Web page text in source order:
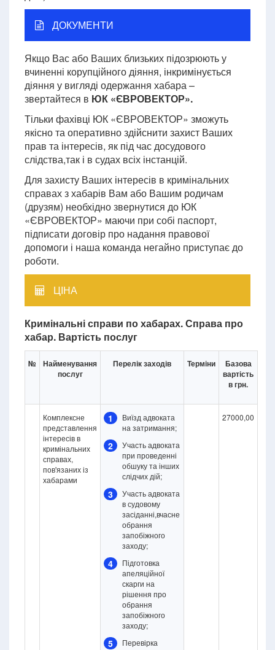
ДОКУМЕНТИ
Якщо Вас або Ваших близьких підозрюють у
вчиненні корупційного діяння, інкримінується
діяння у вигляді одержання хабара –
звертайтеся в ЮК «ЄВРОВЕКТОР».
Тільки фахівці ЮК «ЄВРОВЕКТОР» зможуть
якісно та оперативно здійснити захист Ваших
прав та інтересів, як під час досудового
слідства,так і в судах всіх інстанцій.
Для захисту Ваших інтересів в кримінальних
справах з хабарів Вам або Вашим родичам
(друзям) необхідно звернутися до ЮК
«ЄВРОВЕКТОР» маючи при собі паспорт,
підписати договір про надання правової
допомоги і наша команда негайно приступає до
роботи.
ЦІНА
Кримінальні справи по хабарах. Справа про
хабар. Вартість послуг
№
Найменування
послуг
Перелік заходів Терміни
Базова
вартість
в грн.
Комплексне
представлення
інтересів в
кримінальних
справах,
пов'язаних із
хабарами
1
Виїзд адвоката
на затримання;
2
Участь адвоката
при проведенні
обшуку та інших
слідчих дій;
3
Участь адвоката
в судовому
засіданні,вчасне
обрання
запобіжного
заходу;
4
Підготовка
апеляційної
скарги на
рішення про
обрання
запобіжного
заходу;
5
Перевірка
27000,00